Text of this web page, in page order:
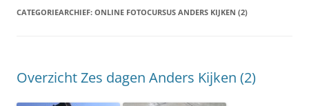
CATEGORIEARCHIEF: ONLINE FOTOCURSUS ANDERS KIJKEN (2)
Overzicht Zes dagen Anders Kijken (2)